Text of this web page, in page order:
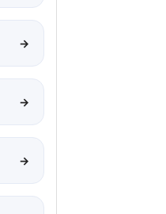
→
→
→